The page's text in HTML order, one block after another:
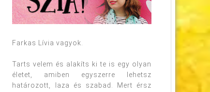
Farkas Lívia vagyok.
Tarts velem és alakíts ki te is egy olyan
életet, amiben egyszerre lehetsz
határozott, laza és szabad. Mert érsz